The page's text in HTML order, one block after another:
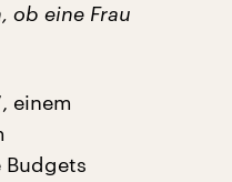
ob eine Frau
einem
Budgets